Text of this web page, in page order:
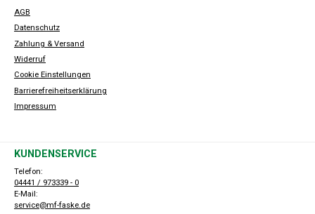
AGB
Datenschutz
Zahlung & Versand
Widerruf
Cookie Einstellungen
Barrierefreiheitserklärung
Impressum
KUNDENSERVICE
Telefon:
04441 / 973339 - 0
E-Mail:
service@mf-faske.de